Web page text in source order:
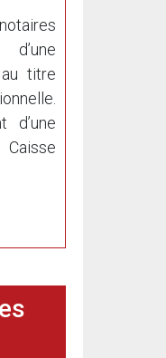
titre
d’une